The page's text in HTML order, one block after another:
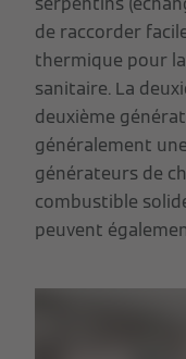
de raccorder
thermique pour
sanitaire. La
deuxième
généralement
générateurs de
combustible
peuvent